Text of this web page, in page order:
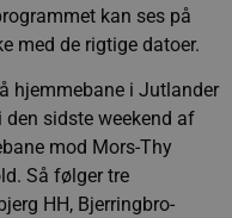
kan ses på
med de rigtige datoer.
hjemmebane i Jutlander
den sidste weekend af
mod Mors-Thy
Så følger tre
HH, Bjerringbro-